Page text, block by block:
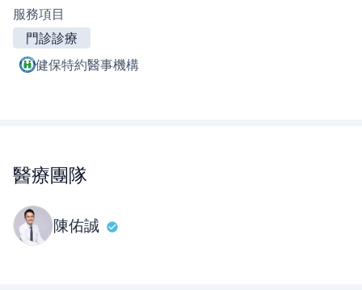
服務項目
門診診療
健保特約醫事機構
醫療團隊
陳佑誠